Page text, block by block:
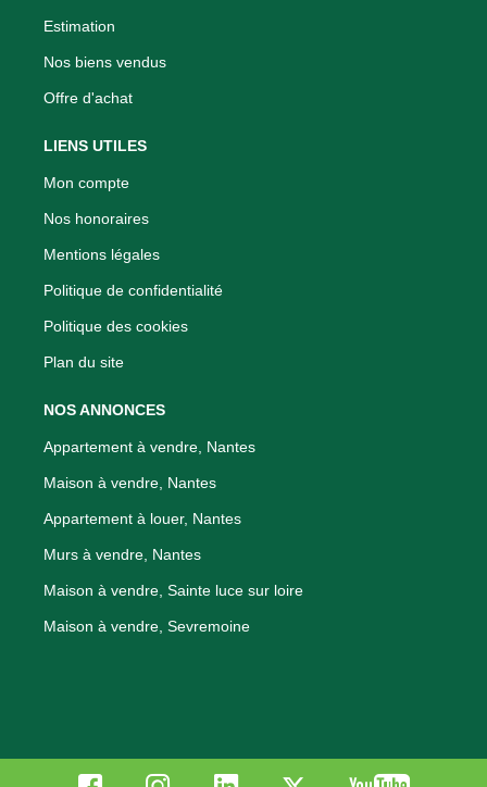
Estimation
Nos biens vendus
Offre d'achat
LIENS UTILES
Mon compte
Nos honoraires
Mentions légales
Politique de confidentialité
Politique des cookies
Plan du site
NOS ANNONCES
Appartement à vendre, Nantes
Maison à vendre, Nantes
Appartement à louer, Nantes
Murs à vendre, Nantes
Maison à vendre, Sainte luce sur loire
Maison à vendre, Sevremoine